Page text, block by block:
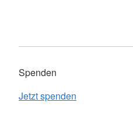
Spenden
Jetzt spenden